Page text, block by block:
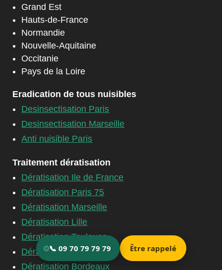
Grand Est
Hauts-de-France
Normandie
Nouvelle-Aquitaine
Occitanie
Pays de la Loire
Eradication de tous nuisibles
Desinsectisation Paris
Desinsectisation Marseille
Anti nuisible Paris
Traitement dératisation
Dératisation Ile de France
Dératisation Paris 75
Dératisation Marseille
Dératisation Lille
Dératisation Toulouse
Dératisation Lyon
Dératisation Bordeaux